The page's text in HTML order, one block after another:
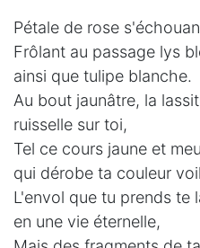
Pétale de rose
Frôlant au passage lys
ainsi que tulipe blanche.
Au bout jaunâtre, la
ruisselle sur toi,
Tel ce cours jaune et
qui dérobe ta couleur
L'envol que tu prends te
en une vie éternelle,